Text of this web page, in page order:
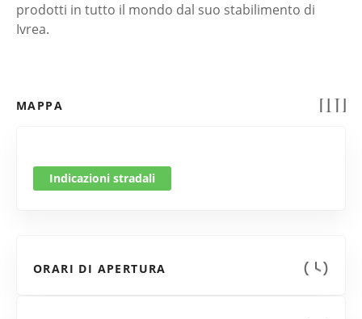
prodotti in tutto il mondo dal suo stabilimento di
Ivrea.
MAPPA
Indicazioni stradali
ORARI DI APERTURA